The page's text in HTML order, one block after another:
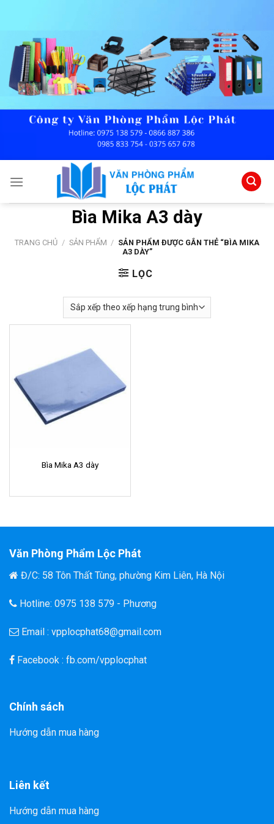
content
Bìa Mika A3 dày
TRANG CHỦ / SẢN PHẨM / SẢN PHẨM ĐƯỢC GẮN THẺ “BÌA MIKA
A3 DÀY”
LỌC
Bìa Mika A3 dày
Văn Phòng Phẩm Lộc Phát
Đ/C: 58 Tôn Thất Tùng, phường Kim Liên, Hà Nội
Hotline: 0975 138 579 - Phương
Email : vpplocphat68@gmail.com
Facebook : fb.com/vpplocphat
Chính sách
Hướng dẫn mua hàng
Liên kết
Hướng dẫn mua hàng